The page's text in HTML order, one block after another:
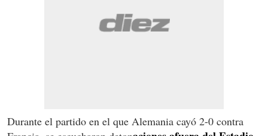
Durante el partido en el que Alemania cayó 2-0 contra